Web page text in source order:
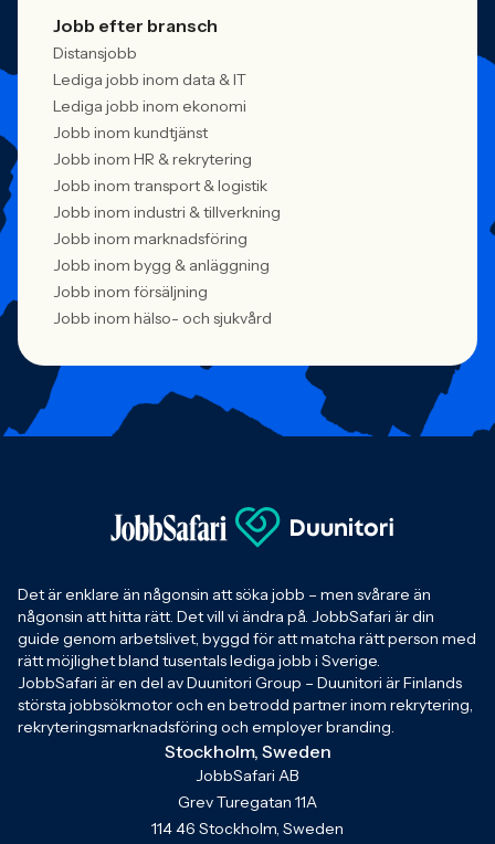
Jobb efter bransch
Distansjobb
Lediga jobb inom data & IT
Lediga jobb inom ekonomi
Jobb inom kundtjänst
Jobb inom HR & rekrytering
Jobb inom transport & logistik
Jobb inom industri & tillverkning
Jobb inom marknadsföring
Jobb inom bygg & anläggning
Jobb inom försäljning
Jobb inom hälso- och sjukvård
Det är enklare än någonsin att söka jobb – men svårare än
någonsin att hitta rätt. Det vill vi ändra på. JobbSafari är din
guide genom arbetslivet, byggd för att matcha rätt person med
rätt möjlighet bland tusentals lediga jobb i Sverige.
JobbSafari är en del av Duunitori Group – Duunitori är Finlands
största jobbsökmotor och en betrodd partner inom rekrytering,
rekryteringsmarknadsföring och employer branding.
Stockholm, Sweden
JobbSafari AB
Grev Turegatan 11A
114 46 Stockholm, Sweden